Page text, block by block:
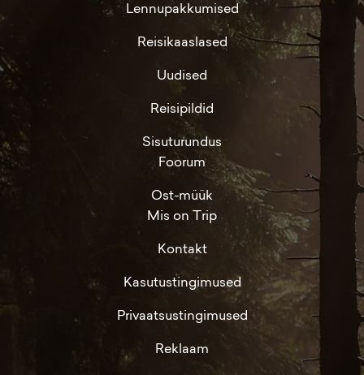
Lennupakkumised
Reisikaaslased
Uudised
Reisipildid
Sisuturundus
Foorum
Ost-müük
Mis on Trip
Kontakt
Kasutustingimused
Privaatsustingimused
Reklaam